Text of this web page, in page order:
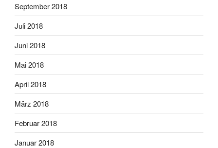
September 2018
Juli 2018
Juni 2018
Mai 2018
April 2018
März 2018
Februar 2018
Januar 2018